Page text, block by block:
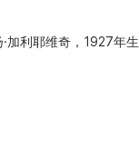
加利耶维奇，1927年生